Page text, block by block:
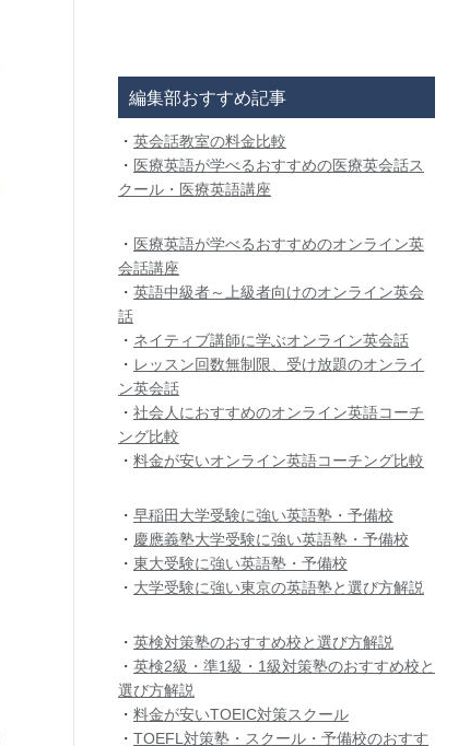
編集部おすすめ記事
・ 英会話教室の料金比較
・ 医療英語が学べるおすすめの医療英会話ス
クール・医療英語講座
・ 医療英語が学べるおすすめのオンライン英
会話講座
・ 英語中級者～上級者向けのオンライン英会
話
・ ネイティブ講師に学ぶオンライン英会話
・ レッスン回数無制限、受け放題のオンライ
ン英会話
・ 社会人におすすめのオンライン英語コーチ
ング比較
・ 料金が安いオンライン英語コーチング比較
・ 早稲田大学受験に強い英語塾・予備校
・ 慶應義塾大学受験に強い英語塾・予備校
・ 東大受験に強い英語塾・予備校
・ 大学受験に強い東京の英語塾と選び方解説
・ 英検対策塾のおすすめ校と選び方解説
・ 英検2級・準1級・1級対策塾のおすすめ校と
選び方解説
・ 料金が安いTOEIC対策スクール
・ TOEFL対策塾・スクール・予備校のおすす